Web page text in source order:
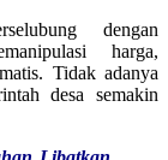
dengan
harga,
Tidak adanya
desa semakin